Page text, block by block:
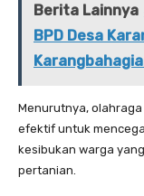
Berita Lainnya
BPD Desa
Menurutnya,
efektif untuk
kesibukan warga
pertanian.